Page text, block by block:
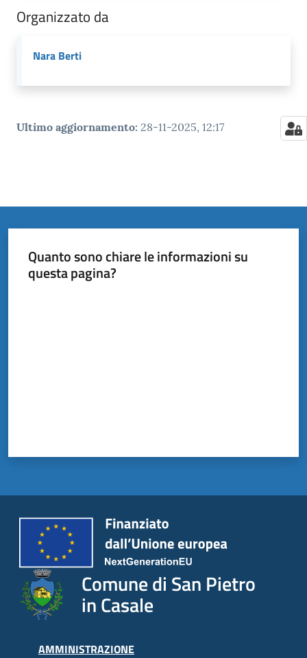
Organizzato da
Nara Berti
Ultimo aggiornamento: 28-11-2025, 12:17
Quanto sono chiare le informazioni su
questa pagina?
Comune di San Pietro
in Casale
AMMINISTRAZIONE